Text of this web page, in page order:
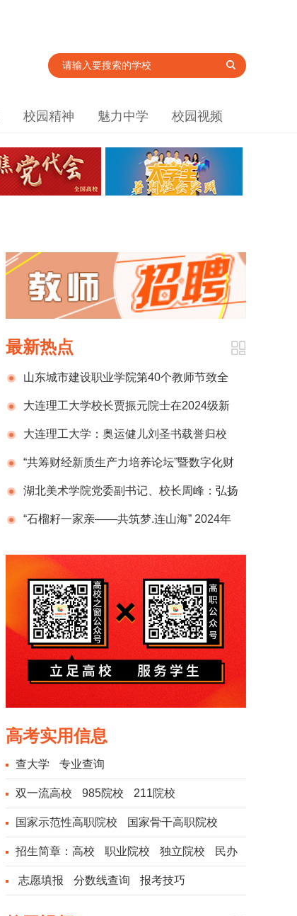
校园精神 魅力中学 校园视频
最新热点
山东城市建设职业学院第40个教师节致全
校教师和家属的一封信
大连理工大学校长贾振元院士在2024级新
生开学典礼上的致辞
大连理工大学：奥运健儿刘圣书载誉归校
“共筹财经新质生产力培养论坛”暨数字化财
税行业产教融合共同体2024年半年度总结计划
发布会在京成功举办
湖北美术学院党委副书记、校长周峰：弘扬
新时代教育家精神 锻造新百年湖美良师
“石榴籽一家亲——共筑梦.连山海” 2024年
高考实用信息
查大学 专业查询
双一流高校 985院校 211院校
国家示范性高职院校 国家骨干高职院校
招生简章： 高校 职业院校 独立院校 民办
院校志愿填报 分数线查询 报考技巧